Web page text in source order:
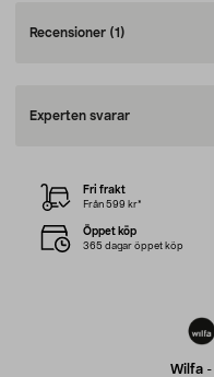
Recensioner (1)
Experten svarar
Wilfa-
Fri frakt
Från 599 kr*
Öppet köp
365 dagar öppet köp